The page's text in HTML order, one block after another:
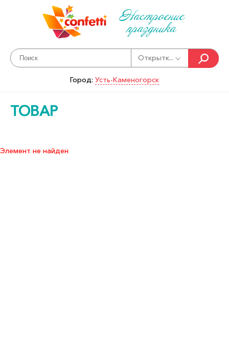
Настроение
праздника
Открытк...
Город: Усть-Каменогорск
ТОВАР
Элемент не найден